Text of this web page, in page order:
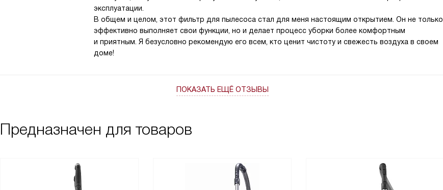
эксплуатации.
В общем и целом, этот фильтр для пылесоса стал для меня настоящим открытием. Он не только
эффективно выполняет свои функции, но и делает процесс уборки более комфортным
и приятным. Я безусловно рекомендую его всем, кто ценит чистоту и свежесть воздуха в своем
доме!
ПОКАЗАТЬ ЕЩЁ ОТЗЫВЫ
Предназначен для товаров